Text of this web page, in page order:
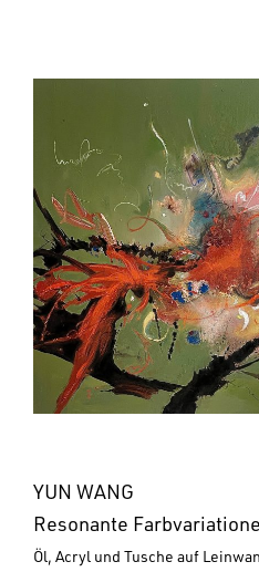
YUN WANG
Resonante
Öl, Acryl und Tusche auf